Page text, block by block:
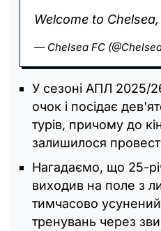
Welcome to
— Chelsea FC
У сезоні АПЛ 2025/
очок і посідає
турів, причому до
залишилося
Нагадаємо, що 25-
виходив на поле з
тимчасово усунений
тренувань через